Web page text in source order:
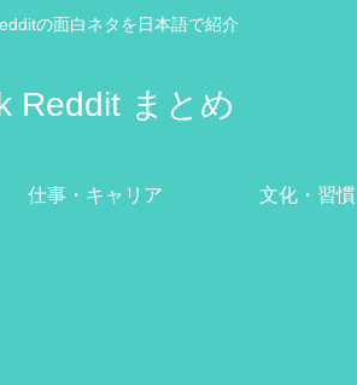
の面白ネタを日本語で紹介
Reddit まとめ
仕事・キャリア 文化・習慣